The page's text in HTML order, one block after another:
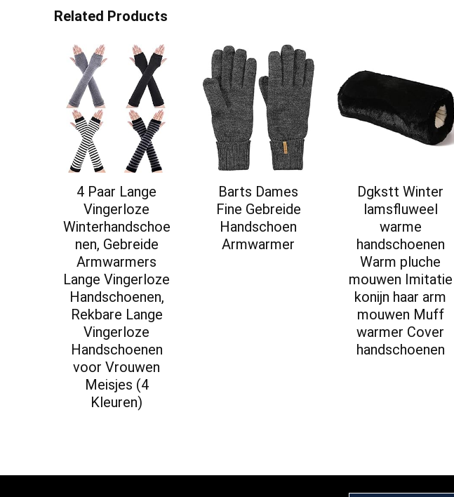
Related Products
4 Paar Lange
Vingerloze
Winterhandschoe
nen, Gebreide
Armwarmers
Lange Vingerloze
Handschoenen,
Rekbare Lange
Vingerloze
Handschoenen
voor Vrouwen
Meisjes (4
Kleuren)
Barts Dames
Fine Gebreide
Handschoen
Armwarmer
Dgkstt Winter
lamsfluweel
warme
handschoenen
Warm pluche
mouwen Imitatie
konijn haar arm
mouwen Muff
warmer Cover
handschoenen